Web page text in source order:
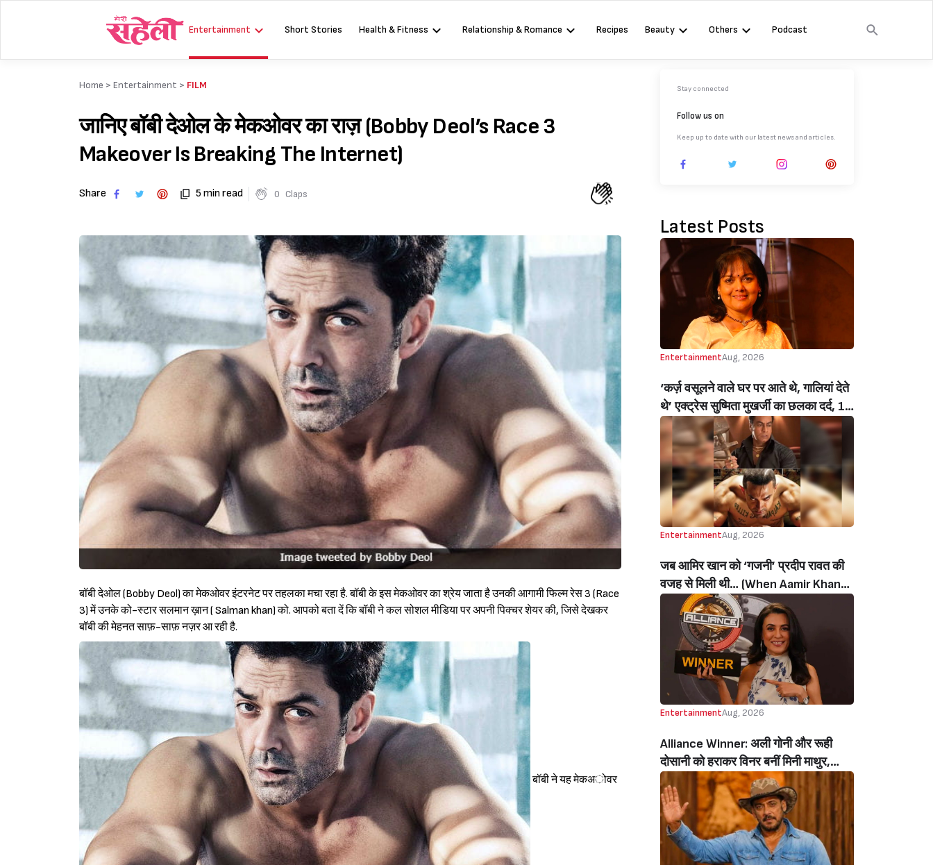
Sign in
Entertainment Short Stories Health & Fitness Relationship & Romance Recipes Beauty Others Podcast
Home > Entertainment > FILM
जानिए बॉबी देओल के मेकओवर का राज़ (Bobby Deol’s Race 3
Makeover Is Breaking The Internet)
Share 5 min read 0 Claps
बॉबी देओल (Bobby Deol) का मेकओवर इंटरनेट पर तहलका मचा रहा है. बॉबी के इस मेकओवर का श्रेय जाता है उनकी आगामी फिल्म रेस 3 (Race
3) में उनके को-स्टार सलमान ख़ान ( Salman khan) को. आपको बता दें कि बॉबी ने कल सोशल मीडिया पर अपनी पिक्चर शेयर की, जिसे देखकर
बॉबी की मेहनत साफ़-साफ़ नज़र आ रही है.
बॉबी ने यह मेकअोवर
Stay connected
Follow us on
Keep up to date with our latest news and articles.
Latest Posts
EntertainmentAug, 2026
‘कर्ज़ वसूलने वाले घर पर आते थे, गालियां देते
थे’ एक्ट्रेस सुष्मिता मुखर्जी का छलका दर्द, 1
करोड़ का कर्ज उतारने के लिए करनी पड़ी थी
C ग्रेड फिल्में, बोलीं- ‘मैंने अपनी आत्मा बेच दी
थी’ (‘I Sold My Soul’ Actress
Sushmita Mukherjee Recalls Doing
C-Grade Films To Pay Loan)
EntertainmentAug, 2026
जब आमिर खान को ‘गजनी’ प्रदीप रावत की
वजह से मिली थी… (When Aamir Khan
Got ‘Ghajini’ Because Of Pradeep
Rawat)
EntertainmentAug, 2026
Alliance Winner: अली गोनी और रूही
दोसानी को हराकर विनर बनीं मिनी माथुर,
इनाम में मिले 50 लाख रुपये और चमचमाती ही
ट्रॉफी (Mini Mathur Lifts Trophy
Beats Aly Goni And Ruhee Dosani)